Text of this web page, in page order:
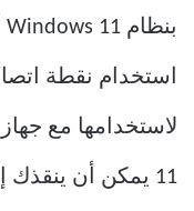
11 يمكن أن ينقذك إذا احتجت لذلك، وخاصة أنه لا